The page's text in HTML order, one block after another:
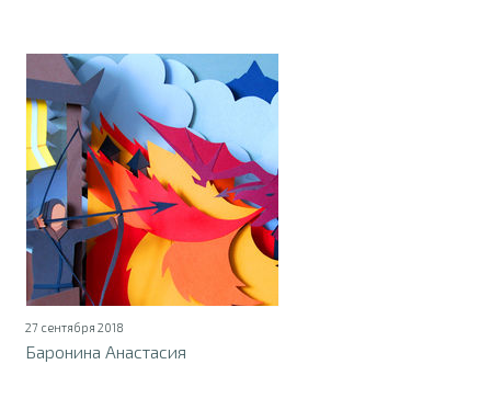
27 сентября 2018
Баронина Анастасия